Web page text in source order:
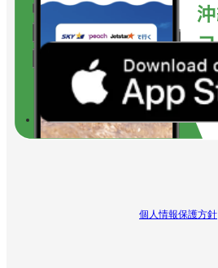
個人情報保護方針